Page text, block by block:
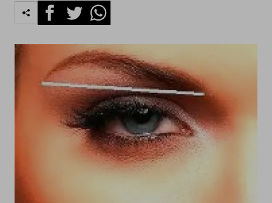
FacebookTwitterWhatsapp